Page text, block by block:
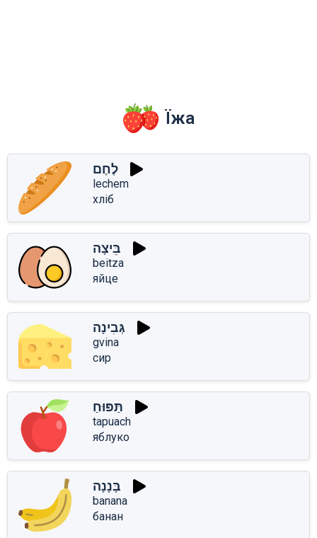
Їжа
לֶחֶם
lechem
хліб
בֵּיצָה
beitza
яйце
גְּבִינָה
gvina
сир
תַּפּוּחַ
tapuach
яблуко
בָּנָנָה
banana
банан